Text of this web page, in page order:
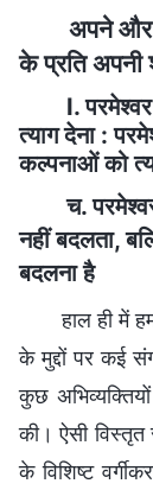
अपने और
के प्रति अपनी
I.
त्याग देना :
कल्पनाओं को
च.
नहीं बदलता,
बदलना है
हाल ही में
के मुद्दों पर कई
कुछ
की। ऐसी विस्तृत
के विशिष्ट